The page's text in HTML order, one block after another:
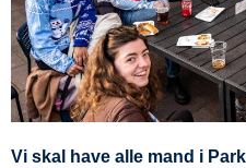
Vi skal have alle mand i